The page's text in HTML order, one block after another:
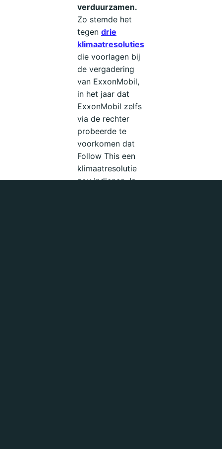
verduurzamen.
Zo stemde het
tegen drie
klimaatresoluties
die voorlagen bij
de vergadering
van ExxonMobil,
in het jaar dat
ExxonMobil zelfs
via de rechter
probeerde te
voorkomen dat
Follow This een
klimaatresolutie
zou indienen. In